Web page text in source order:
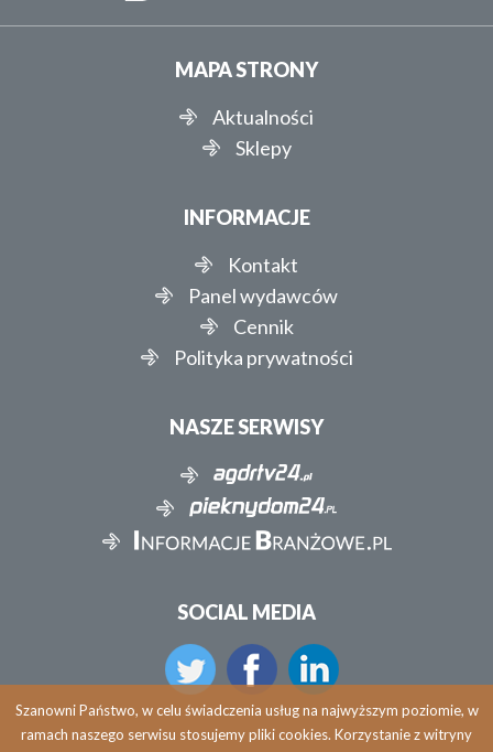
MAPA STRONY
Aktualności
Sklepy
INFORMACJE
Kontakt
Panel wydawców
Cennik
Polityka prywatności
NASZE SERWISY
SOCIAL MEDIA
Szanowni Państwo, w celu świadczenia usług na najwyższym poziomie, w
ramach naszego serwisu stosujemy pliki cookies. Korzystanie z witryny